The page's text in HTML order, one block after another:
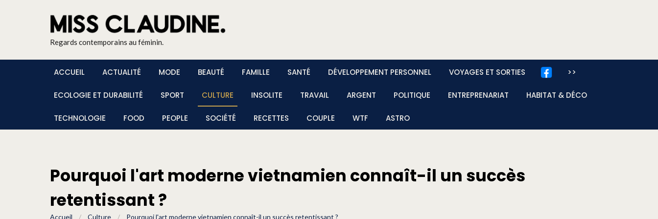
Regards contemporains au féminin.
ACCUEIL ACTUALITÉ MODE BEAUTÉ FAMILLE SANTÉ DÉVELOPPEMENT PERSONNEL VOYAGES ET SORTIES >>
ECOLOGIE ET DURABILITÉ SPORT CULTURE INSOLITE TRAVAIL ARGENT POLITIQUE ENTREPRENARIAT HABITAT & DÉCO
TECHNOLOGIE FOOD PEOPLE SOCIÉTÉ RECETTES COUPLE WTF ASTRO
Pourquoi l'art moderne vietnamien connaît-il un succès
retentissant ?
Accueil / Culture / Pourquoi l'art moderne vietnamien connaît-il un succès retentissant ?